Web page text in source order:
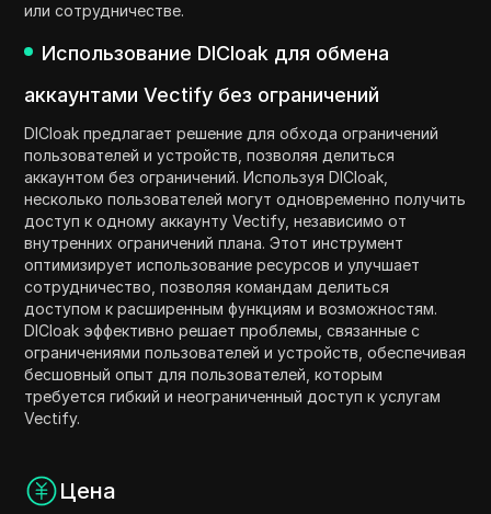
или сотрудничестве.
Использование DICloak для обмена
аккаунтами Vectify без ограничений
DICloak предлагает решение для обхода ограничений
пользователей и устройств, позволяя делиться
аккаунтом без ограничений. Используя DICloak,
несколько пользователей могут одновременно получить
доступ к одному аккаунту Vectify, независимо от
внутренних ограничений плана. Этот инструмент
оптимизирует использование ресурсов и улучшает
сотрудничество, позволяя командам делиться
доступом к расширенным функциям и возможностям.
DICloak эффективно решает проблемы, связанные с
ограничениями пользователей и устройств, обеспечивая
бесшовный опыт для пользователей, которым
требуется гибкий и неограниченный доступ к услугам
Vectify.
Цена